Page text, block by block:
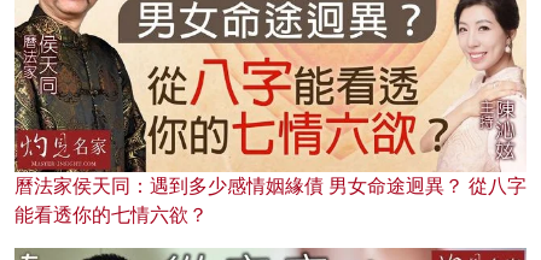
曆法家侯天同：遇到多少感情姻緣債 男女命途迥異？ 從八字
能看透你的七情六欲？